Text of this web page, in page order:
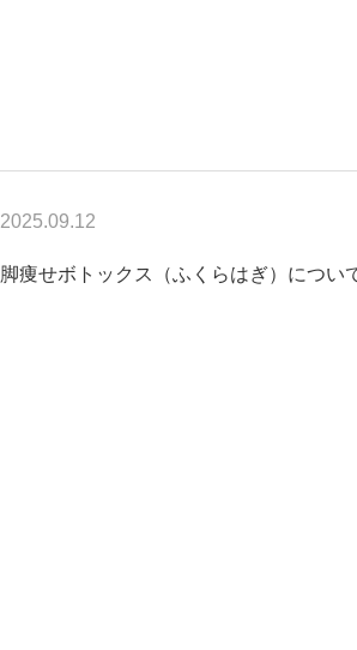
2025.09.12
脚痩せボトックス（ふくらはぎ）につい